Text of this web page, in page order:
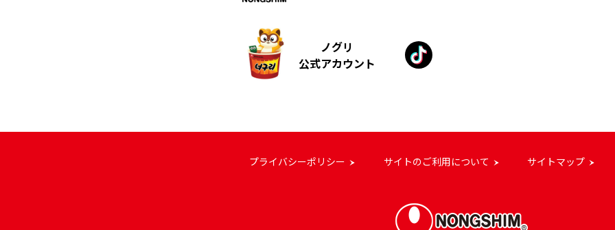
ノグリ
公式アカウント
プライバシーポリシー サイトのご利用について サイトマップ